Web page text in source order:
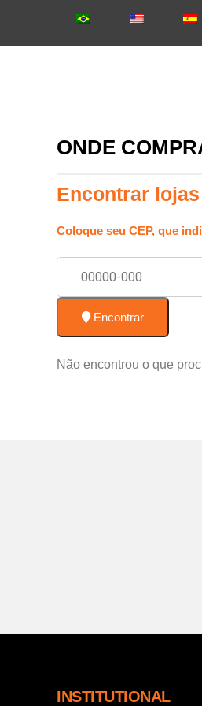
ONDE
Encontrar
Coloque seu CEP, que
Encontrar
Não encontrou o que
INSTITUTIONAL